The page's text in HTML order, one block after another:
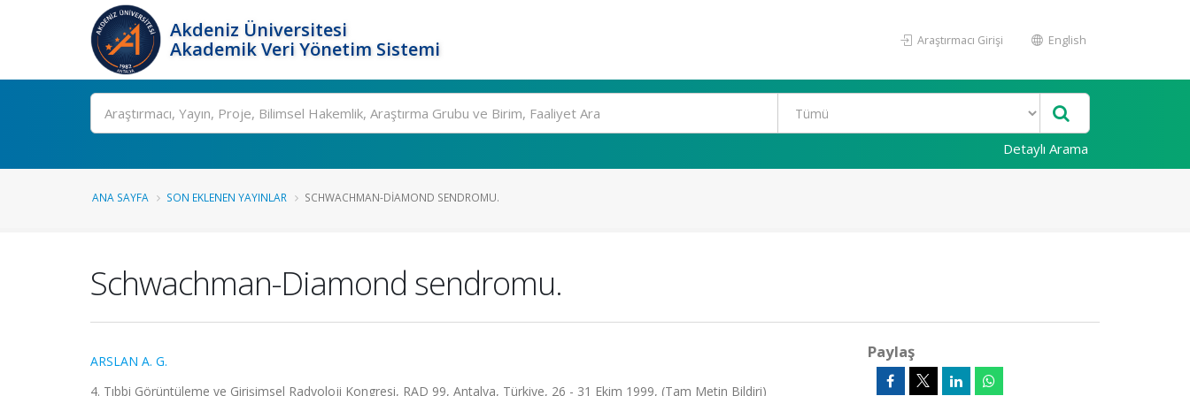
Akdeniz Üniversitesi
Akademik Veri Yönetim Sistemi
Araştırmacı Girişi English
Ara
Detaylı Arama
ANA SAYFA SON EKLENEN YAYINLAR SCHWACHMAN-DIAMOND SENDROMU.
Schwachman-Diamond sendromu.
ARSLAN A. G.
4. Tıbbi Görüntüleme ve Girişimsel Radyoloji Kongresi, RAD 99, Antalya, Türkiye, 26 - 31 Ekim 1999, (Tam Metin Bildiri)
Paylaş